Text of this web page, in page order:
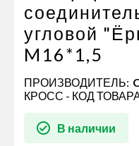
Автономное
Стяжные ремни и
угловой
M16*1,5
ПРОИЗВОДИТЕЛЬ:
КРОСС - КОД
В наличии